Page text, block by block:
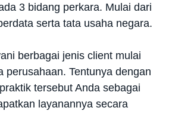
3 bidang perkara. Mulai dari
serta tata usaha negara.
berbagai jenis client mulai
perusahaan. Tentunya dengan
tersebut Anda sebagai
layanannya secara